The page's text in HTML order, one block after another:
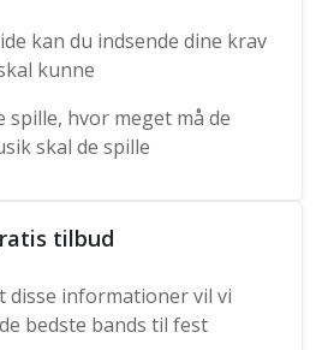
kan du indsende dine krav
kunne
spille, hvor meget må de
skal de spille
tilbud
disse informationer vil vi
bedste bands til fest